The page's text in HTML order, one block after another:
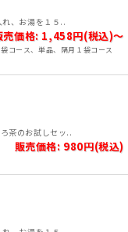
、お湯を１５..
売価格: 1,458円(税込)～
コース、単品、隔月１袋コース
茶のお試しセッ..
販売価格: 980円(税込)